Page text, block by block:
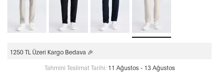
1250 TL Üzeri Kargo Bedava 🎉
Tahmini Teslimat Tarihi: 11 Ağustos - 13 Ağustos